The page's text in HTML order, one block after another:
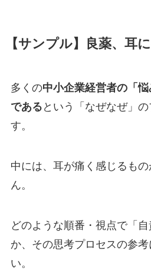
【サンプル】良薬、耳
多くの中小企業経営者の「悩
である という「なぜなぜ」
す。
中には、耳が痛く感じるも
ん。
どのような順番・視点で「
か、その思考プロセスの参
い。